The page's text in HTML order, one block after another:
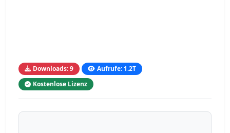
Downloads: 9
Aufrufe: 1.2T
Kostenlose Lizenz